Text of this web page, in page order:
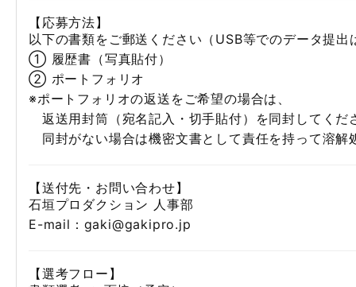
【応募方法】
以下の書類をご郵送ください（USB等でのデータ提出
① 履歴書（写真貼付）
② ポートフォリオ
※ポートフォリオの返送をご希望の場合は、
返送用封筒（宛名記入・切手貼付）を同封してくだ
同封がない場合は機密文書として責任を持って溶解
【送付先・お問い合わせ】
石垣プロダクション 人事部
E-mail：gaki@gakipro.jp
【選考フロー】